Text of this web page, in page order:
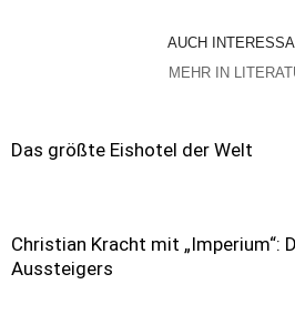
AUCH
MEHR IN
Das größte Eishotel der Welt
Christian Kracht mit „Imperium“:
Aussteigers